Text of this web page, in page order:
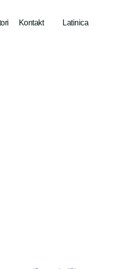
Kontakt Latinica